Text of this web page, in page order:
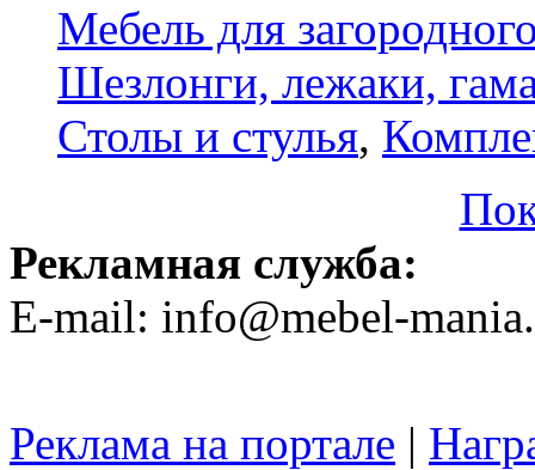
Мебель для
Шезлонги, лежаки,
Столы и стулья,
Рекламная служба:
E-mail: info@mebel-
Реклама на портале |